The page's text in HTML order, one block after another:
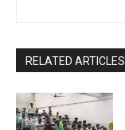
RELATED ARTICLES